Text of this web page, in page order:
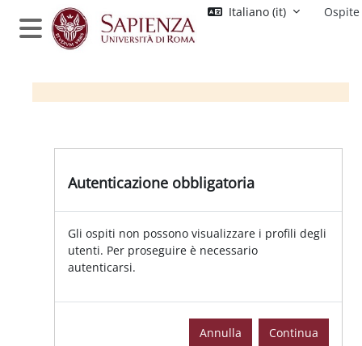
Vai al contenuto principale
Pannello laterale
Italiano ‎(it)‎ Ospite
Autenticazione obbligatoria
Gli ospiti non possono visualizzare i profili degli
utenti. Per proseguire è necessario
autenticarsi.
Annulla Continua